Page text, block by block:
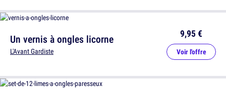
Un vernis à ongles licorne
L'Avant Gardiste
9,95 €
Voir l'offre